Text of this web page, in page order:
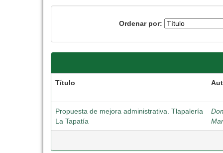
Ordenar por:
Título
Propuesta de mejora administrativa. Tlapalería
La Tapatía